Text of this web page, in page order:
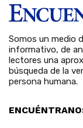
Somos un medio
informativo, de
lectores una
búsqueda de la
persona humana.